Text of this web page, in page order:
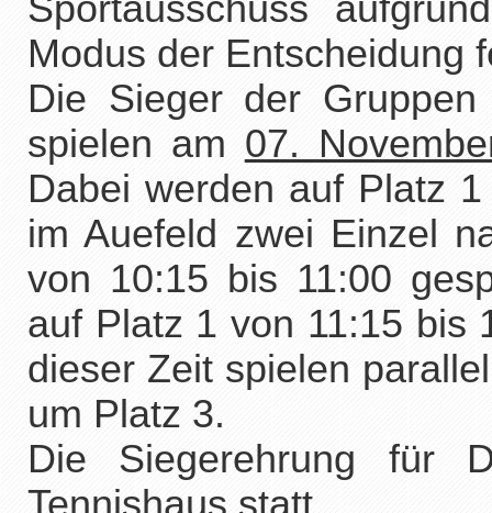
Sportausschuss
Modus der Entscheidung
Die Sieger der
spielen am 07.
Dabei werden auf Platz
im Auefeld zwei Einzel
von 10:15 bis 11:00
auf Platz 1 von 11:15 bis
dieser Zeit spielen
um Platz 3.
Die Siegerehrung für
Tennishaus statt.